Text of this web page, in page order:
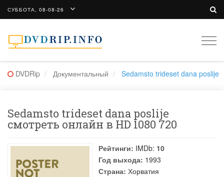
СУББОТА, 08-08-26
DVDRip Документальный Sedamsto trideset dana poslije
Sedamsto trideset dana poslije
смотреть онлайн в HD 1080 720
Рейтинги: IMDb: 10
Год выхода: 1993
Страна: Хорватия